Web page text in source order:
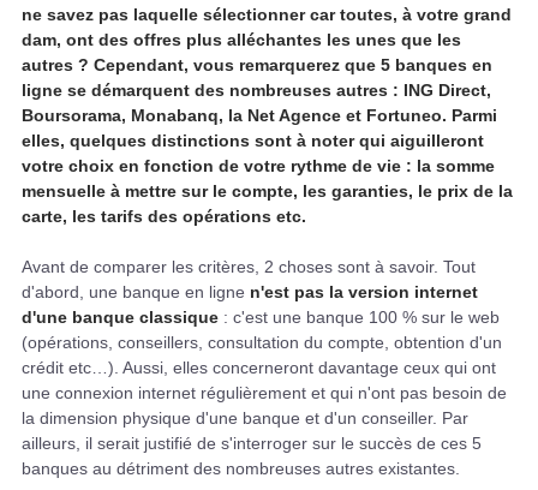
ne savez pas laquelle sélectionner car toutes, à votre grand
dam, ont des offres plus alléchantes les unes que les
autres ? Cependant, vous remarquerez que 5 banques en
ligne se démarquent des nombreuses autres : ING Direct,
Boursorama, Monabanq, la Net Agence et Fortuneo. Parmi
elles, quelques distinctions sont à noter qui aiguilleront
votre choix en fonction de votre rythme de vie : la somme
mensuelle à mettre sur le compte, les garanties, le prix de la
carte, les tarifs des opérations etc.
Avant de comparer les critères, 2 choses sont à savoir. Tout
d'abord, une banque en ligne n'est pas la version internet
d'une banque classique : c'est une banque 100 % sur le web
(opérations, conseillers, consultation du compte, obtention d'un
crédit etc…). Aussi, elles concerneront davantage ceux qui ont
une connexion internet régulièrement et qui n'ont pas besoin de
la dimension physique d'une banque et d'un conseiller. Par
ailleurs, il serait justifié de s'interroger sur le succès de ces 5
banques au détriment des nombreuses autres existantes.